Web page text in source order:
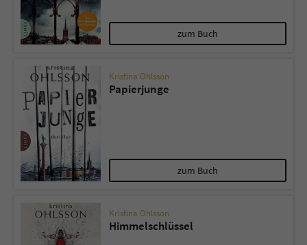
zum Buch
Kristina Ohlsson
Papierjunge
zum Buch
Kristina Ohlsson
Himmelschlüssel